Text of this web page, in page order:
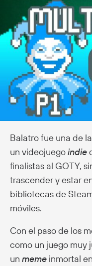
Balatro fue una de
un videojuegoindie
finalistas al GOTY,
trascender y estar
bibliotecas de
móviles.
Con el paso de los
como un juego muy
un meme inmortal